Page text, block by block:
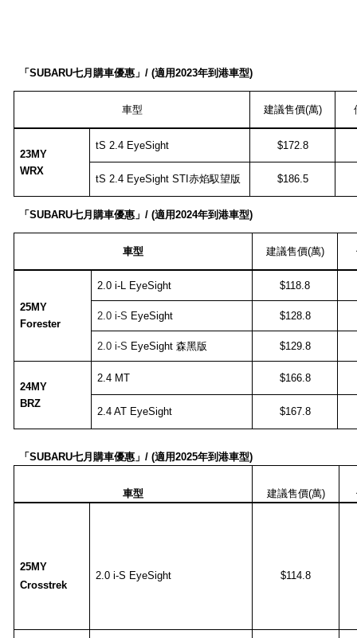
「SUBARU七月購車優惠」/ (適用2023年到港車型)
車型 建議售價(萬)
23MY
WRX
tS 2.4 EyeSight $172.8
tS 2.4 EyeSight STI赤焰馭望版 $186.5
「SUBARU七月購車優惠」/ (適用2024年到港車型)
車型 建議售價(萬)
25MY
Forester
2.0 i-L EyeSight $118.8
2.0 i-S EyeSight $128.8
2.0 i-S EyeSight 森黑版 $129.8
24MY
BRZ
2.4 MT $166.8
2.4 AT EyeSight $167.8
「SUBARU七月購車優惠」/ (適用2025年到港車型)
車型 建議售價(萬)
25MY
Crosstrek
2.0 i-S EyeSight $114.8